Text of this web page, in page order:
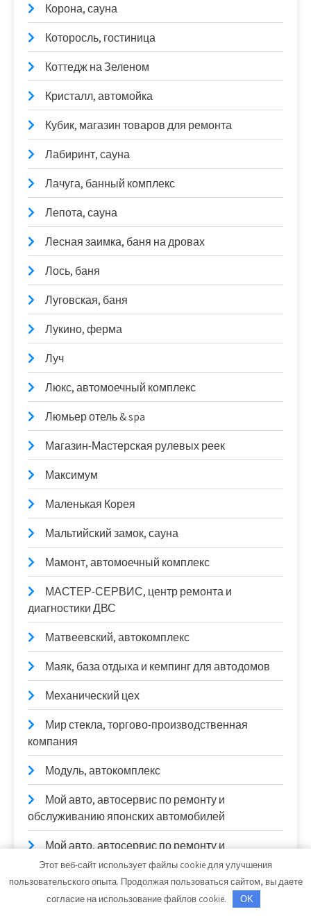
Корона, сауна
Которосль, гостиница
Коттедж на Зеленом
Кристалл, автомойка
Кубик, магазин товаров для ремонта
Лабиринт, сауна
Лачуга, банный комплекс
Лепота, сауна
Лесная заимка, баня на дровах
Лось, баня
Луговская, баня
Лукино, ферма
Луч
Люкс, автомоечный комплекс
Люмьер отель & spa
Магазин-Мастерская рулевых реек
Максимум
Маленькая Корея
Мальтийский замок, сауна
Мамонт, автомоечный комплекс
МАСТЕР-СЕРВИС, центр ремонта и
диагностики ДВС
Матвеевский, автокомплекс
Маяк, база отдыха и кемпинг для автодомов
Механический цех
Мир стекла, торгово-производственная
компания
Модуль, автокомплекс
Мой авто, автосервис по ремонту и
обслуживанию японских автомобилей
Мой авто, автосервис по ремонту и
обслуживанию японских автомобилей
Этот веб-сайт использует файлы cookie для улучшения
пользовательского опыта. Продолжая пользоваться сайтом, вы даете
согласие на использование файлов cookie.
OK